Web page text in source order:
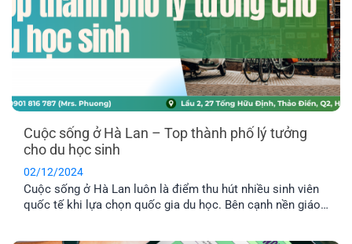
Cuộc sống ở Hà Lan – Top thành phố lý tưởng
cho du học sinh
02/12/2024
Cuộc sống ở Hà Lan luôn là điểm thu hút nhiều sinh viên
quốc tế khi lựa chọn quốc gia du học. Bên cạnh nền giáo